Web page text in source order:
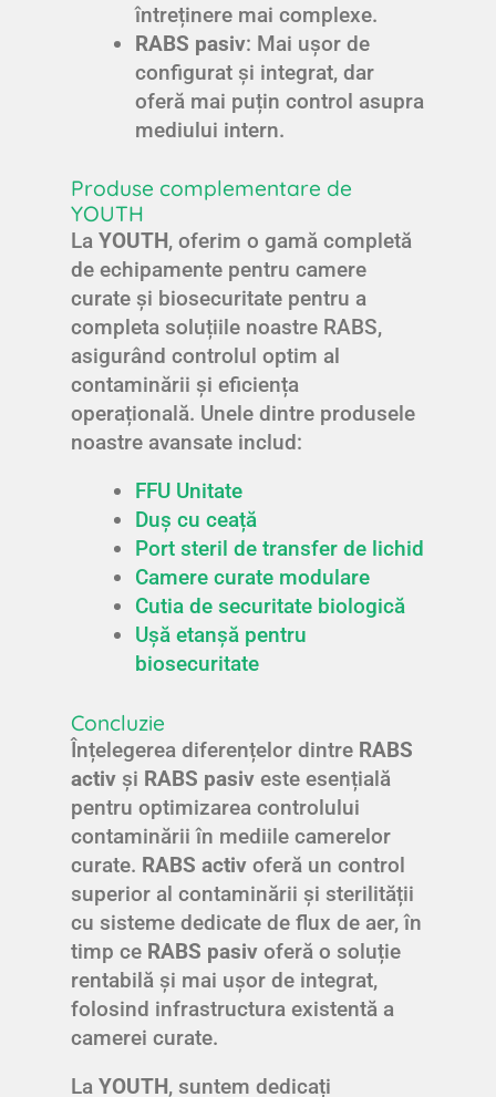
întreținere mai complexe.
RABS pasiv: Mai ușor de
configurat și integrat, dar
oferă mai puțin control asupra
mediului intern.
Produse complementare de
YOUTH
La YOUTH, oferim o gamă completă
de echipamente pentru camere
curate și biosecuritate pentru a
completa soluțiile noastre RABS,
asigurând controlul optim al
contaminării și eficiența
operațională. Unele dintre produsele
noastre avansate includ:
FFU Unitate
Duș cu ceață
Port steril de transfer de lichid
Camere curate modulare
Cutia de securitate biologică
Ușă etanșă pentru
biosecuritate
Concluzie
Înțelegerea diferențelor dintre RABS
activ și RABS pasiv este esențială
pentru optimizarea controlului
contaminării în mediile camerelor
curate. RABS activ oferă un control
superior al contaminării și sterilității
cu sisteme dedicate de flux de aer, în
timp ce RABS pasiv oferă o soluție
rentabilă și mai ușor de integrat,
folosind infrastructura existentă a
camerei curate.
La YOUTH, suntem dedicați